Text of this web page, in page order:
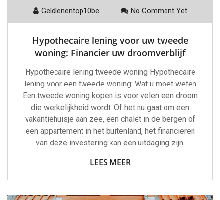
Geldlenentop10be No Comment Yet
Hypothecaire lening voor uw tweede
woning: Financier uw droomverblijf
Hypothecaire lening tweede woning Hypothecaire
lening voor een tweede woning: Wat u moet weten
Een tweede woning kopen is voor velen een droom
die werkelijkheid wordt. Of het nu gaat om een
vakantiehuisje aan zee, een chalet in de bergen of
een appartement in het buitenland, het financieren
van deze investering kan een uitdaging zijn.
LEES MEER